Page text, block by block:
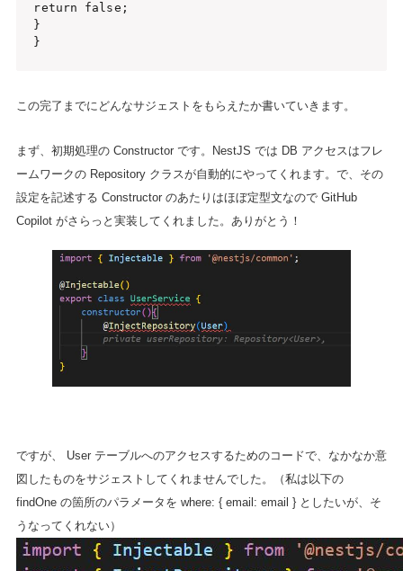
return false;
}
}
この完了までにどんなサジェストをもらえたか書いていきます。
まず、初期処理の Constructor です。NestJS では DB アクセスはフレ
ームワークの Repository クラスが自動的にやってくれます。で、その
設定を記述する Constructor のあたりはほぼ定型文なので GitHub
Copilot がさらっと実装してくれました。ありがとう！
ですが、 User テーブルへのアクセスするためのコードで、なかなか意
図したものをサジェストしてくれませんでした。（私は以下の
findOne の箇所のパラメータを where: { email: email } としたいが、そ
うなってくれない）